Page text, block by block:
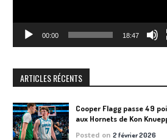
00:00 18:47
ARTICLES RÉCENTS
Cooper Flagg passe 49
aux Hornets de Kon
Posted on2 février 2026